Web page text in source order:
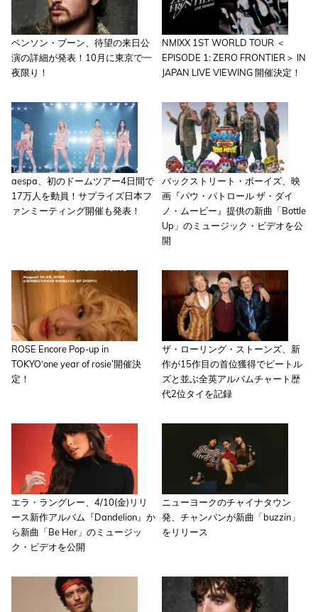
ベンソン・ブーン、待望の来日公
演の詳細が発表！10月に東京で一
夜限り！
NMIXX 1ST WORLD TOUR ＜
EPISODE 1: ZERO FRONTIER＞ IN
JAPAN LIVE VIEWING 開催決定！
aespa、初のドームツアー4日間で
17万人を動員！サプライズ日本フ
ァンミーティング開催も発表！
バックストリート・ボーイズ、映
画『パウ・パトロール ザ・ダイ
ノ・ムービー』提供の新曲「Bottle
Up」のミュージック・ビデオを公
開
ROSE Encore Pop-up in
TOKYO‘one year of rosie’開催決
定！
ザ・ローリング・ストーンズ、新
作が15作目の首位獲得でビートル
ズと並ぶ全英アルバムチャート歴
代2位タイを記録
エラ・ラングレー、4/10(金)リリ
ース新作アルバム『Dandelion』か
ら新曲「Be Her」のミュージッ
ク・ビデオを公開
ニューヨークのチャイナタウン
発、チャンパンが新曲「buzzin」
をリリース